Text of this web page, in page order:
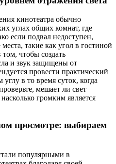
кинотеатра обычно
углах общих комнат, где
если подвал недоступен,
такие как угол в гостиной
чтобы создать
и звук защищены от
провести практический
углу в то время суток, когда
мешает ли свет
громким является
просмотре: выбираем
популярными в